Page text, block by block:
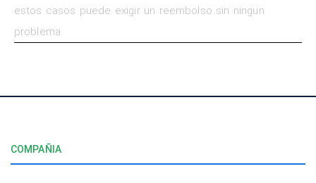
estos casos puede exigir un reembolso sin ningun
problema.
COMPAÑIA